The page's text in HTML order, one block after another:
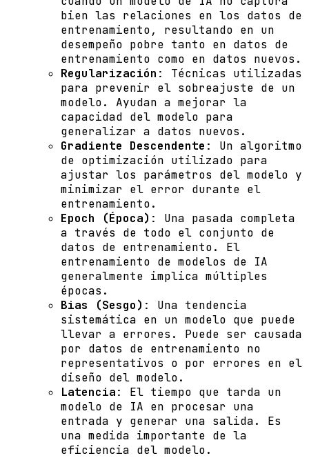
bien las relaciones en los datos de
entrenamiento, resultando en un
desempeño pobre tanto en datos de
entrenamiento como en datos nuevos.
Regularización : Técnicas utilizadas
para prevenir el sobreajuste de un
modelo. Ayudan a mejorar la
capacidad del modelo para
generalizar a datos nuevos.
Gradiente Descendente : Un algoritmo
de optimización utilizado para
ajustar los parámetros del modelo y
minimizar el error durante el
entrenamiento.
Epoch (Época) : Una pasada completa
a través de todo el conjunto de
datos de entrenamiento. El
entrenamiento de modelos de IA
generalmente implica múltiples
épocas.
Bias (Sesgo) : Una tendencia
sistemática en un modelo que puede
llevar a errores. Puede ser causada
por datos de entrenamiento no
representativos o por errores en el
diseño del modelo.
Latencia: El tiempo que tarda un
modelo de IA en procesar una
entrada y generar una salida. Es
una medida importante de la
eficiencia del modelo.